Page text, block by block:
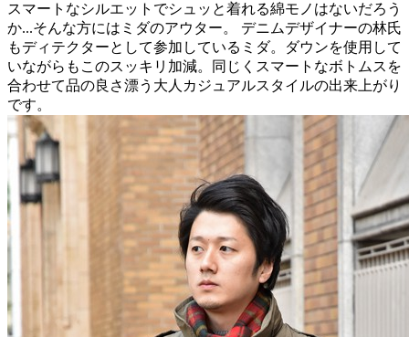
スマートなシルエットでシュッと着れる綿モノはないだろう
か...そんな方にはミダのアウター。 デニムデザイナーの林氏
もディテクターとして参加しているミダ。ダウンを使用して
いながらもこのスッキリ加減。同じくスマートなボトムスを
合わせて品の良さ漂う大人カジュアルスタイルの出来上がり
です。